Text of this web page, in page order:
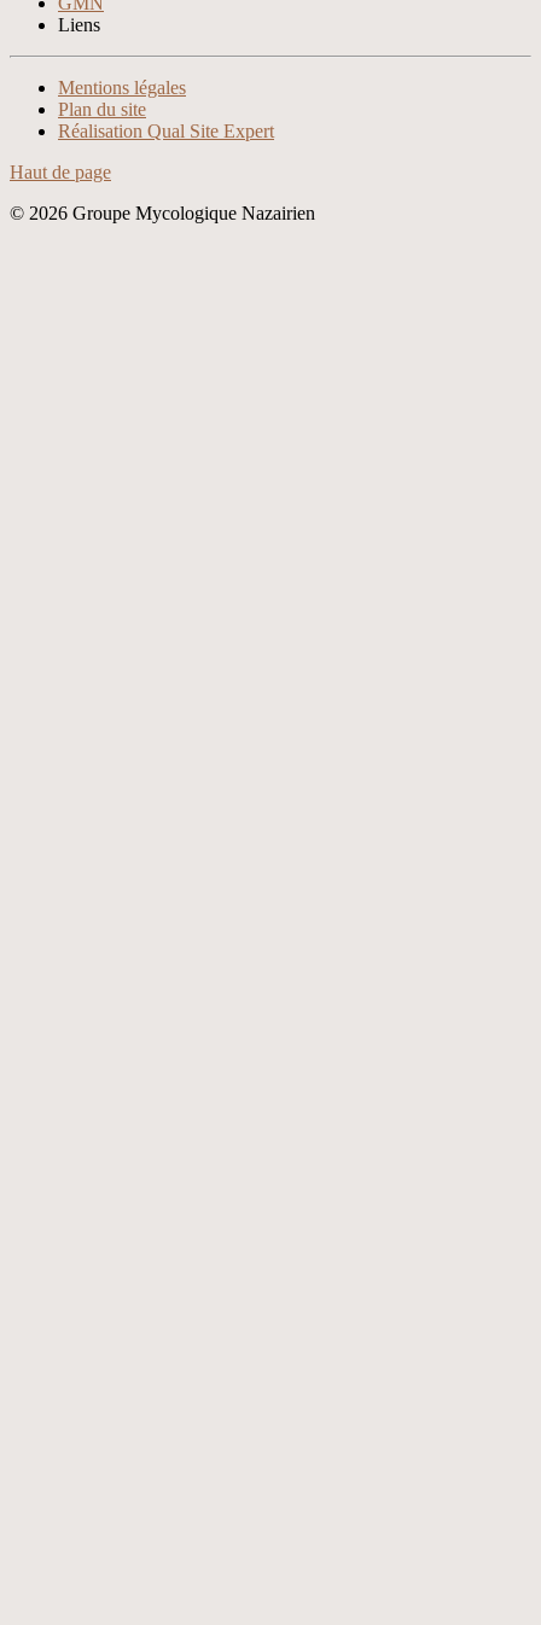
Liens
XvideosMentions légales
Plan du site
Réalisation Qual Site Expert
Haut de page
© 2026 Groupe Mycologique Nazairien